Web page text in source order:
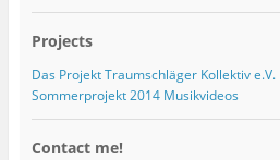
Projects
Das Projekt Traumschläger Kollektiv e.V.
Sommerprojekt 2014 Musikvideos
Contact me!